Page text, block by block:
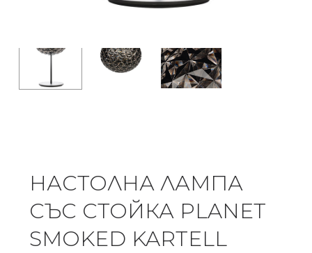
НАСТОЛНА ЛАМПА
СЪС СТОЙКА PLANET
SMOKED KARTELL